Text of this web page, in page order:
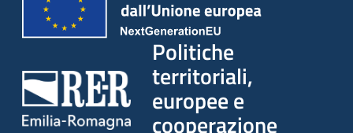
Politiche
territoriali,
europee e
cooperazione